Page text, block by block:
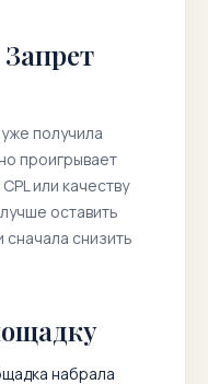
получила
проигрывает
или качеству
оставить
снизить
набрала